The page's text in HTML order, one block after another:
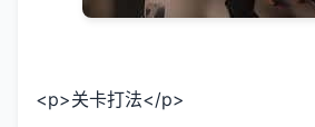
<p>关卡打法</p>